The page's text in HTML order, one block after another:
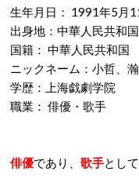
生年月日： 1991年5月
出身地：中華人民共和
国籍： 中華人民共和国
ニックネーム：小哲、
学歴：上海戯劇学院
職業： 俳優・歌手
俳優であり、 歌手とし